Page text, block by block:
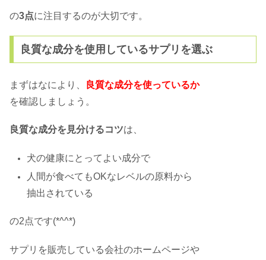
ッズ！本当に効果のあるTOP10
犬の臭いにサプリが効果的！体の中か
らケアできるおすすめTOP5！
犬の肥満の原因とは！太るきっかけは
犬が夫婦にやきもちをやいて吠える！
どう対処するべき？
の3点に注目するのが大切です。
良質な成分を使用しているサプリを選ぶ
まずはなにより、
良質な成分を使っているか
を確認しましょう。
良質な成分を見分けるコツは、
犬の健康にとってよい成分で
人間が食べてもOKなレベルの原料から
抽出されている
の2点です(*^^*)
サプリを販売している会社のホームページや